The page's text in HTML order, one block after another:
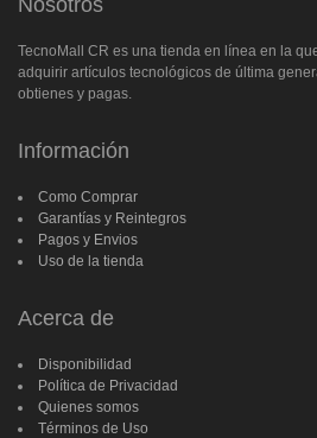
TecnoMall CR es una tienda en línea en la
adquirir artículos tecnológicos de última
obtienes y pagas.
Información
Como Comprar
Garantías y Reintegros
Pagos y Envios
Uso de la tienda
Acerca de
Disponibilidad
Política de Privacidad
Quienes somos
Términos de Uso